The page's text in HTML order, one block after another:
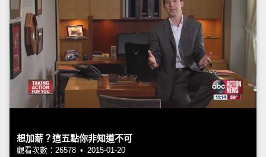
想加薪？這五點你非知道不可
觀看次數：26578 • 2015-01-20